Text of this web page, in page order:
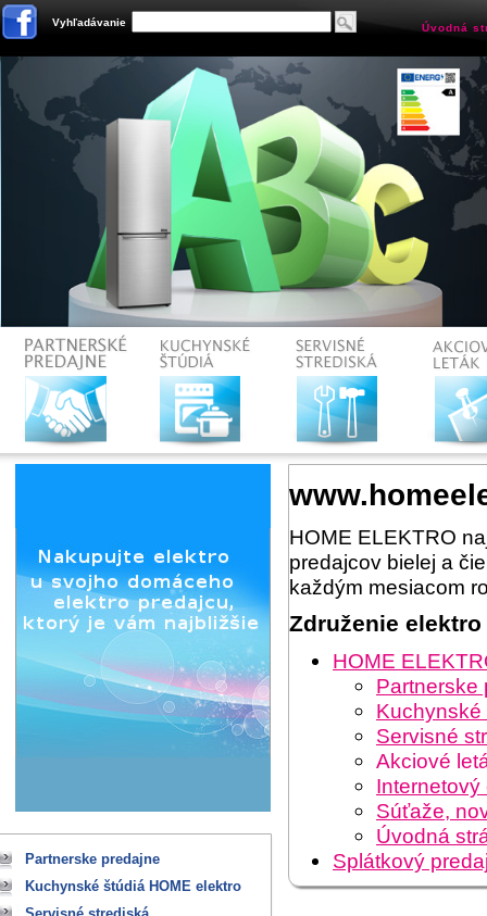
Vyhľadávanie Úvodná
Partnerske predajne
Kuchynské štúdiá HOME elektro
HOME ELEKTRO
predajcov bielej a
každým mesiacom
Združenie
HOME
Partnerske
Kuchynské
Servisné
Akciové
Súťaže,
Úvodná
Splátkový